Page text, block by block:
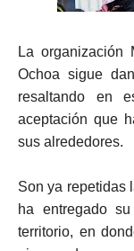
La organización
Ochoa sigue
resaltando en
aceptación que
sus alrededores.
Son ya repetidas
ha entregado
territorio, en